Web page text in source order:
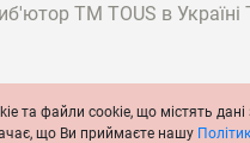
Після цього
з легкістю кафи
інтернет-
ТМ TOUS в
року Умови та положення
та файли cookie, що містять
що Ви приймаєте нашу